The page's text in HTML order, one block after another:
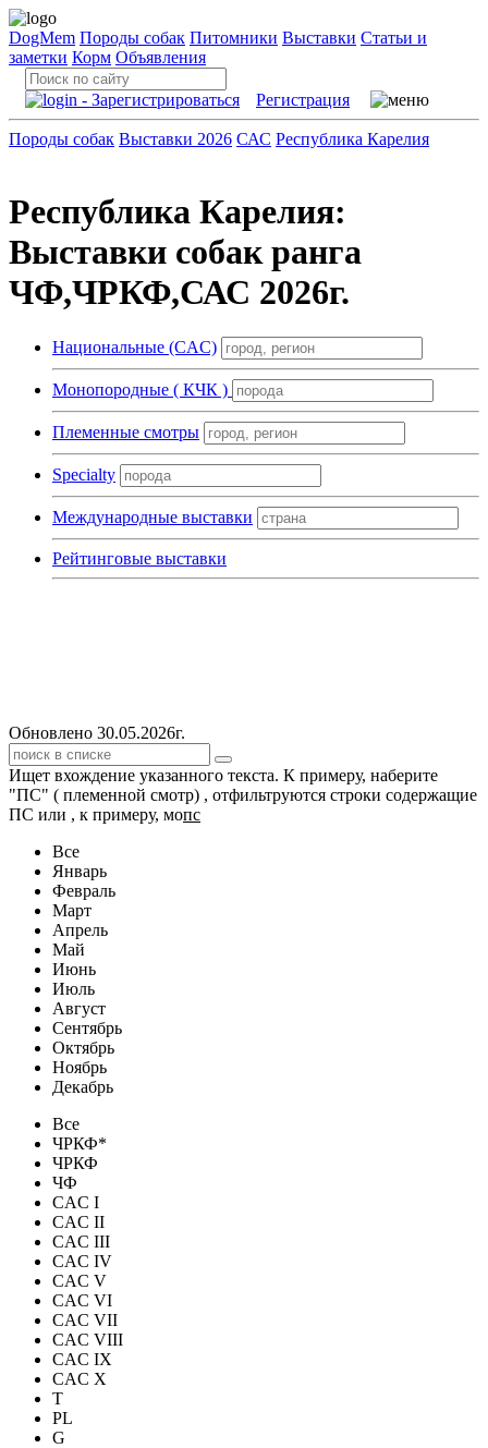
DogMem Породы собак Питомники Выставки Статьи и
заметки Корм Объявления
Регистрация
Породы собак Выставки 2026 САС Республика Карелия
Республика Карелия:
Выставки собак ранга
ЧФ,ЧРКФ,САС 2026г.
Национальные (CAC)
Монопородные ( КЧК )
Племенные смотры
Specialty
Международные выставки
Рейтинговые выставки
Обновлено 30.05.2026г.
Ищет вхождение указанного текста. К примеру, наберите
"ПС" ( племенной смотр) , отфильтруются строки содержащие
ПС или , к примеру, мопс
Все
Январь
Февраль
Март
Апрель
Май
Июнь
Июль
Август
Сентябрь
Октябрь
Ноябрь
Декабрь
Все
ЧРКФ*
ЧРКФ
ЧФ
CAC I
CAC II
CAC III
CAC IV
CAC V
CAC VI
CAC VII
CAC VIII
CAC IX
CAC X
T
PL
G